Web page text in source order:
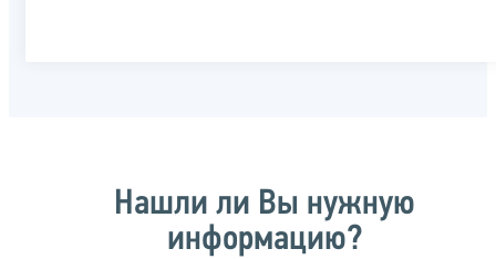
Нашли ли Вы нужную
информацию?